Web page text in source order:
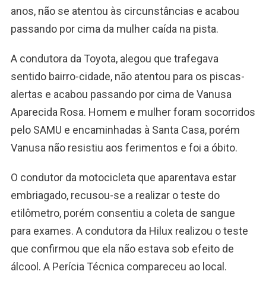
anos, não se atentou às circunstâncias e acabou
passando por cima da mulher caída na pista.
A condutora da Toyota, alegou que trafegava
sentido bairro-cidade, não atentou para os piscas-
alertas e acabou passando por cima de Vanusa
Aparecida Rosa. Homem e mulher foram socorridos
pelo SAMU e encaminhadas à Santa Casa, porém
Vanusa não resistiu aos ferimentos e foi a óbito.
O condutor da motocicleta que aparentava estar
embriagado, recusou-se a realizar o teste do
etilômetro, porém consentiu a coleta de sangue
para exames. A condutora da Hilux realizou o teste
que confirmou que ela não estava sob efeito de
álcool. A Perícia Técnica compareceu ao local.